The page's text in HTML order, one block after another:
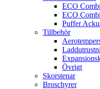
ECO
ECO
Puffer
Tillbehör
Övrigt
Skorstenar
Broschyrer